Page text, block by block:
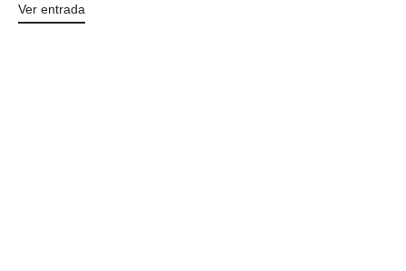
Ver entrada